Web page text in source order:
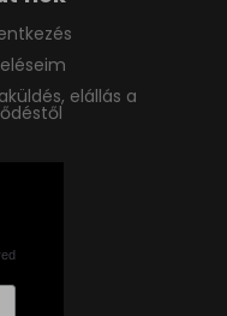
elállás a